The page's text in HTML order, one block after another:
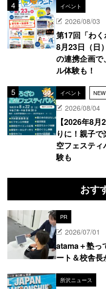
イベント
2026/08/03
第17回「わ
8月23日（日
の連携企画で
ル体験も！
イベント NEW
2026/08/04
【2026年8
りに！親子
空フェステ
験も
おす
PR
2026/07/01
atama＋塾っ
ート＆校舎
所沢ニュース